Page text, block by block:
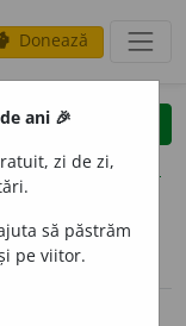
Donează
clear
opțiuni
declinări
ani 🎉
zi de zi,
să păstrăm
pe viitor.